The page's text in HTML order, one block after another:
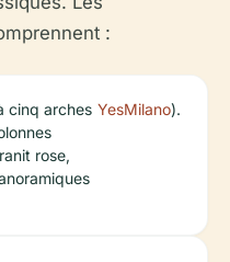
:
cinq arches
rose,
YesMilano).